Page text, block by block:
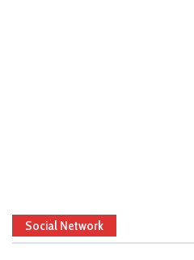
Social Network